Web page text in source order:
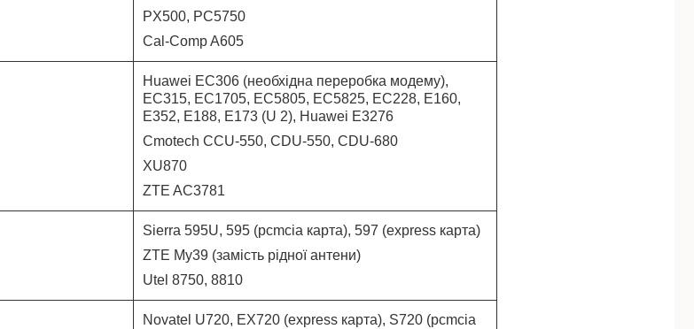
PX500, PC5750
Cal-Comp A605
Huawei EC306 (необхідна переробка модему),
EC315, EC1705, EC5805, EC5825, EC228, E160,
E352, E188, E173 (U 2), Huawei E3276
Cmotech CCU-550, CDU-550, CDU-680
XU870
ZTE AC3781
Sierra 595U, 595 (pcmcia карта), 597 (express карта)
ZTE My39 (замість рідної антени)
Utel 8750, 8810
Novatel U720, EX720 (express карта), S720 (pcmcia